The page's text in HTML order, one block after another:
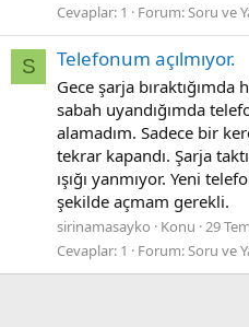
Cevaplar: 1 Forum:Soru ve
S Telefonum açılmıyor.
Gece şarja
sabah uyandığımda
alamadım. Sadece bir
tekrar kapandı. Şarja
ışığı yanmıyor. Yeni
şekilde açmam gerekli.
sirinamasayko Konu 29
Cevaplar: 1 Forum:Soru ve